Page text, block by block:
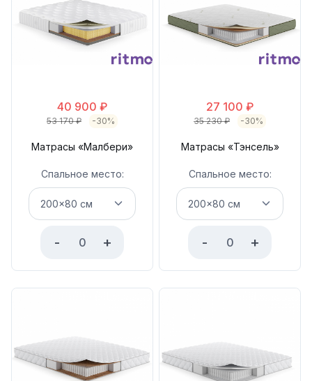
40 900 ₽
53 170₽ -30%
Матрасы «Малбери»
Спальное место:
- +
27 100 ₽
35 230₽ -30%
Матрасы «Тэнсель»
Спальное место:
- +